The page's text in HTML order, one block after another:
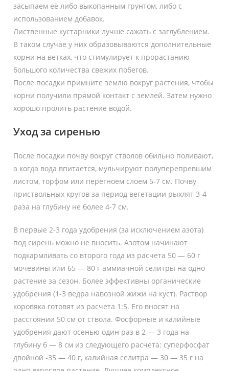
засыпаем её либо выкопанным грунтом, либо с
использованием добавок.
Лиственные кустарники лучше сажать с заглублением.
В таком случае у них образовываются дополнительные
корни на ветках, что стимулирует к прорастанию
большого количества свежих побегов.
После посадки примните землю вокруг растения, чтобы
корни получили прямой контакт с землей. Затем нужно
хорошо пролить растение водой.
Уход за сиренью
После посадки почву вокруг стволов обильно поливают,
а когда вода впитается, мульчируют полуперепревшим
листом, торфом или перегноем слоем 5-7 см. Почву
приствольных кругов за период вегетации рыхлят 3-4
раза на глубину не более 4-7 см.
В первые 2-3 года удобрения (за исключением азота)
под сирень можно не вносить. Азотом начинают
подкармливать со второго года из расчета 50 — 60 г
мочевины или 65 — 80 г аммиачной селитры на одно
растение за сезон. Более эффективны органические
удобрения (1-3 ведра навозной жижи на куст). Раствор
коровяка готовят из расчета 1:5. Его вносят на
расстоянии 50 см от ствола. Фосфорные и калийные
удобрения дают осенью один раз в 2 — 3 года на
глубину б — 8 см из следующего расчета: суперфосфат
двойной -35 — 40 г, калийная селитра — 30 — 35 г на